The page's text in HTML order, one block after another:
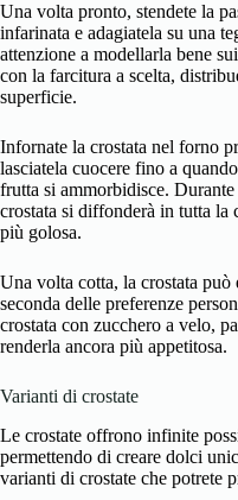
Una volta pronto, stendete la
infarinata e adagiatela su una
attenzione a modellarla bene
con la farcitura a scelta,
superficie.
Infornate la crostata nel forno
lasciatela cuocere fino a
frutta si ammorbidisce.
crostata si diffonderà in tutta la
più golosa.
Una volta cotta, la crostata può
seconda delle preferenze
crostata con zucchero a velo,
renderla ancora più appetitosa.
Varianti di crostate
Le crostate offrono infinite
permettendo di creare dolci
varianti di crostate che potrete